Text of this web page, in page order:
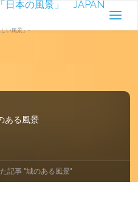
日本の風景」 JAPAN
い風景」-
ある風景
記事 "城のある風景"